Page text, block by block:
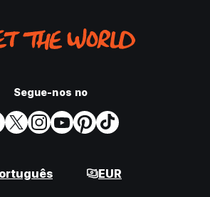
Segue-nos no
EUR